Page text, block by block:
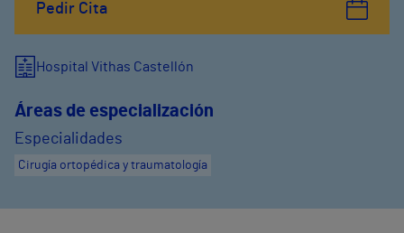
Pedir Cita
Hospital Vithas Castellón
Áreas de especialización
Especialidades
Cirugía ortopédica y traumatología